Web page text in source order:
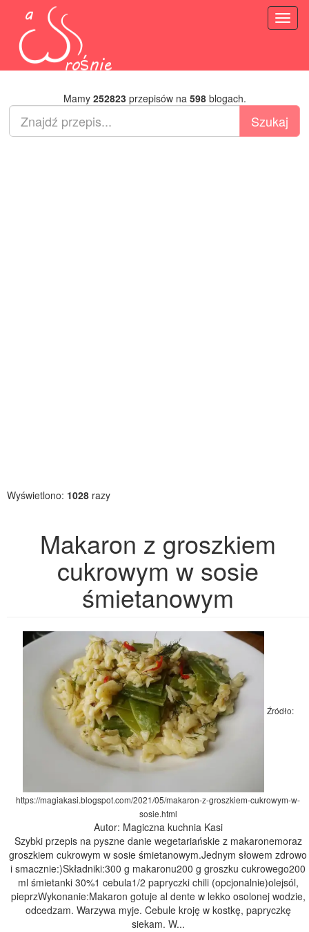
Mamy 252823przepisów na 598blogach.
Wyświetlono: 1028 razy
Makaron z groszkiem
cukrowym w sosie
śmietanowym
Źródło:
https://magiakasi.blogspot.com/2021/05/makaron-z-groszkiem-cukrowym-w-
sosie.html
Autor: Magiczna kuchnia Kasi
Szybki przepis na pyszne danie wegetariańskie z makaronemoraz
groszkiem cukrowym w sosie śmietanowym.Jednym słowem zdrowo
i smacznie:)Składniki:300 g makaronu200 g groszku cukrowego200
ml śmietanki 30%1 cebula1/2 papryczki chili (opcjonalnie)olejsól,
pieprzWykonanie:Makaron gotuje al dente w lekko osolonej wodzie,
odcedzam. Warzywa myje. Cebule kroję w kostkę, papryczkę
siekam. W...